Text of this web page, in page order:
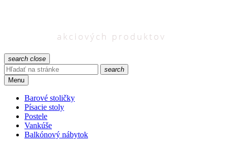
search close
search
Menu
Barové stoličky
Písacie stoly
Postele
Vankúše
Balkónový nábytok